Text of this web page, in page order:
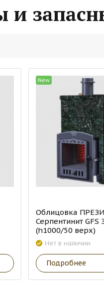
и
New
Облицовка
Серпентинит GFS
(h1000/50 верх)
Нет в наличии
Подробнее